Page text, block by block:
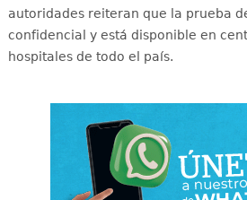
autoridades reiteran que la prueba
confidencial y está disponible en
hospitales de todo el país.